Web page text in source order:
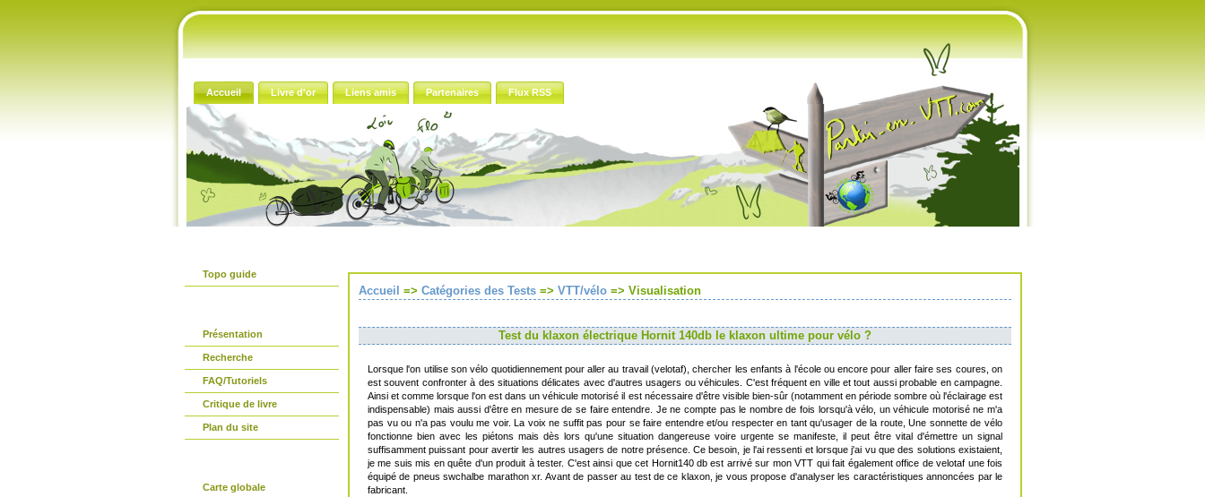
Accueil Livre d'or Liens amis Partenaires Flux RSS
Topo guide
Présentation
Recherche
FAQ/Tutoriels
Critique de livre
Plan du site
Carte globale
Accueil => Catégories des Tests => VTT/vélo => Visualisation
Test du klaxon électrique Hornit 140db le klaxon ultime pour vélo ?
Lorsque l'on utilise son vélo quotidiennement pour aller au travail (velotaf), chercher les enfants à l'école ou encore pour aller faire ses coures, on
est souvent confronter à des situations délicates avec d'autres usagers ou véhicules. C'est fréquent en ville et tout aussi probable en campagne.
Ainsi et comme lorsque l'on est dans un véhicule motorisé il est nécessaire d'être visible bien-sûr (notamment en période sombre où l'éclairage est
indispensable) mais aussi d'être en mesure de se faire entendre. Je ne compte pas le nombre de fois lorsqu'à vélo, un véhicule motorisé ne m'a
pas vu ou n'a pas voulu me voir. La voix ne suffit pas pour se faire entendre et/ou respecter en tant qu'usager de la route, Une sonnette de vélo
fonctionne bien avec les piétons mais dès lors qu'une situation dangereuse voire urgente se manifeste, il peut être vital d'émettre un signal
suffisamment puissant pour avertir les autres usagers de notre présence. Ce besoin, je l'ai ressenti et lorsque j'ai vu que des solutions existaient,
je me suis mis en quête d'un produit à tester. C'est ainsi que cet Hornit140 db est arrivé sur mon VTT qui fait également office de velotaf une fois
équipé de pneus swchalbe marathon xr. Avant de passer au test de ce klaxon, je vous propose d'analyser les caractéristiques annoncées par le
fabricant.